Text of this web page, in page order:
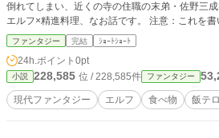
倒れてしまい、近くの寺の住職の末弟・佐野三
エルフ×精進料理、なお話です。 注意：これを書いている人は実在の仏教につい
て大変疎く、自力で調べていますが間違いも多
でこのお話の中ではそうなんだなーぐらいの気持
ファンタジー 完結 ｼｮｰﾄｼｮｰﾄ
24h.ポイント 0pt
小説 228,585 位 / 228,585件 ファンタジー
現代ファンタジー エルフ 食べ物 飯テ